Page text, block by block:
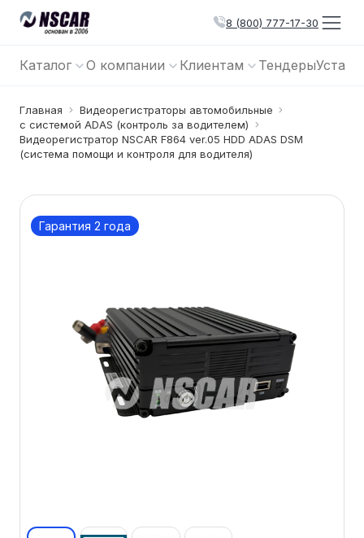
8 (800) 777-17-30
Каталог О компании Клиентам Тендеры
Главная
Видеорегистраторы автомобильные
с системой ADAS (контроль за водителем)
Видеорегистратор NSCAR F864 ver.05 HDD ADAS DSM
(система помощи и контроля для водителя)
Гарантия 2 года